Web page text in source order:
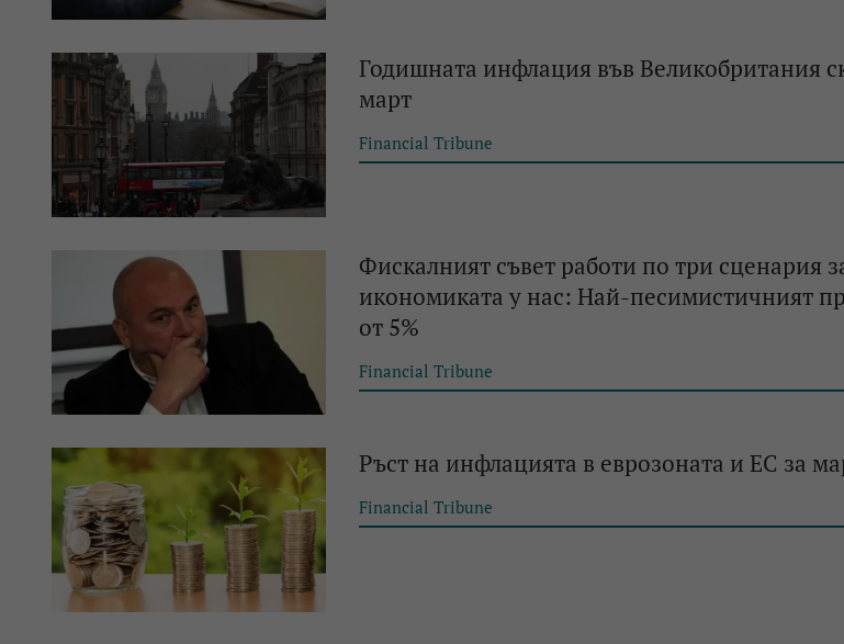
Годишната инфлация във Великобритания
март
Financial Tribune
Фискалният съвет работи по три сценария
икономиката у нас: Най-песимистичният
от 5%
Financial Tribune
Ръст на инфлацията в еврозоната и ЕС за
Financial Tribune